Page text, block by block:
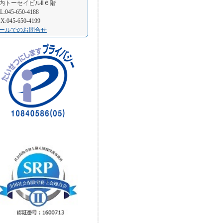
トーセイビルⅡ６階
650-4188
650-4199
ルでのお問合せ